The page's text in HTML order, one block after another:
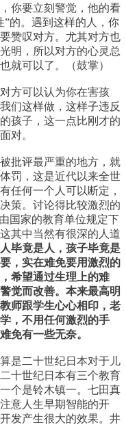
你要立刻警觉，他的看
的。遇到这样的人，你
赞叹对方。尤其对方也
明，所以对方的心灵总
就可以了。（鼓掌）
方可以认为你在害孩
们这样做，这样子违反
孩子，这一点比刚才的
对。
批评最严重的地方，就
罚，这是近代以来全世
任何一个人可以断定，
策。讨论得比较激烈的
国家的教育单位规定下
其中当然有很深的人道
毕竟是人，孩子毕竟是
，实在难免要用激烈的
希望通过生理上的难
觉而改善。本来最高明
师跟学生心心相印，老
，不用任何激烈的手
免有一些无奈。
是二十世纪日本对于儿
十世纪日本有三个教育
个是铃木镇一。七田真
意人生早期智能的开
发产生很大的效果。井